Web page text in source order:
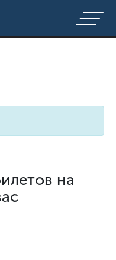
на